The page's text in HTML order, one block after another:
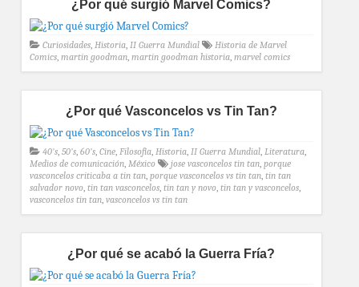
¿Por qué surgió Marvel Comics?
Curiosidades, Historia, II Guerra Mundial
Historia de Marvel
Comics, martin goodman, martin goodman historia, marvel comics
¿Por qué Vasconcelos vs Tin Tan?
40's, 50's, 60's, Cine, Filosofía, Historia, II Guerra Mundial, Literatura,
Medios de comunicación, México jose vasconcelos tin tan, porque
vasconcelos criticaba a tin tan, porque vasconcelos vs tin tan, tin tan
salvador novo, tin tan vasconcelos, tin tan y novo, tin tan y vasconcelos,
vasconcelos tin tan, vasconcelos vs tin tan
¿Por qué se acabó la Guerra Fría?